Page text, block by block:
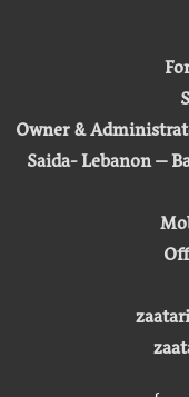
Owner &
Saida- Lebanon –